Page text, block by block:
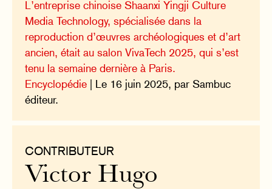
L’entreprise chinoise Shaanxi Yingji Culture
Media Technology, spécialisée dans la
reproduction d’œuvres archéologiques et d’art
ancien, était au salon VivaTech 2025, qui s’est
tenu la semaine dernière à Paris.
Encyclopédie | Le 16 juin 2025, par Sambuc
éditeur.
CONTRIBUTEUR
Victor Hugo